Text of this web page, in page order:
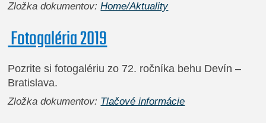
Zložka dokumentov:Home/Aktuality
Fotogaléria 2019
Pozrite si fotogalériu zo 72. ročníka behu Devín –
Bratislava.
Zložka dokumentov: Tlačové informácie